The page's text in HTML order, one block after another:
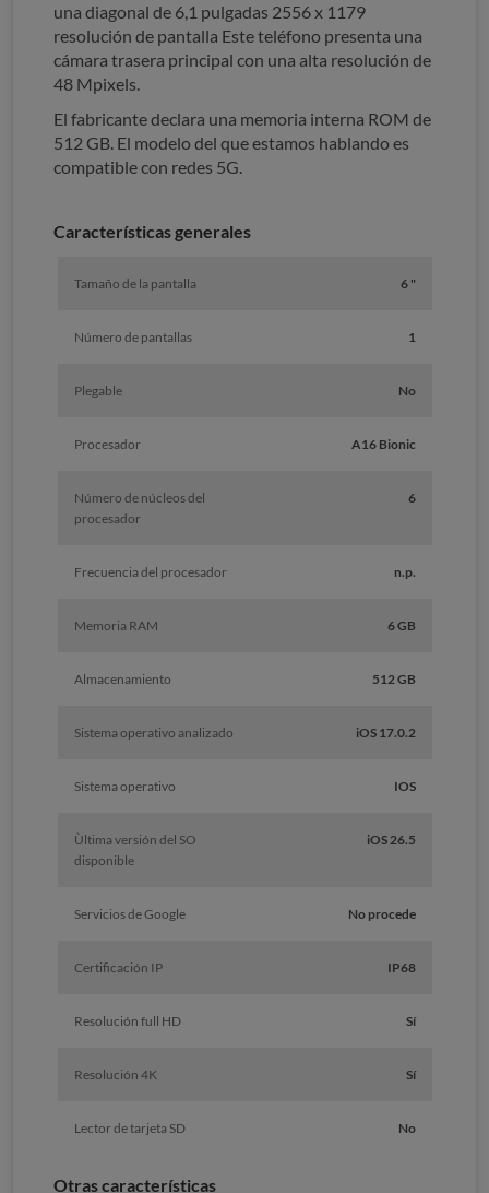
una diagonal de 6,1 pulgadas 2556 x 1179
resolución de pantalla Este teléfono presenta una
cámara trasera principal con una alta resolución de
48 Mpixels.
El fabricante declara una memoria interna ROM de
512 GB. El modelo del que estamos hablando es
compatible con redes 5G.
Características generales
Tamaño de la pantalla 6 "
Número de pantallas 1
Plegable No
Procesador A16 Bionic
Número de núcleos del
procesador
6
Frecuencia del procesador n.p.
Memoria RAM 6 GB
Almacenamiento 512 GB
Sistema operativo analizado iOS 17.0.2
Sistema operativo IOS
Ùltima versión del SO
disponible
iOS 26.5
Servicios de Google No procede
Certificación IP IP68
Resolución full HD Sí
Resolución 4K Sí
Lector de tarjeta SD No
Otras características